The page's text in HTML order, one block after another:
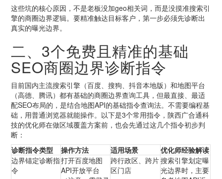
这些坑的核心原因，不是老板没加geo相关词，而是没摸准搜索引
擎的商圈边界逻辑。要精准触达目标客户，第一步必须先诊断出
真实的曝光边界。
二、3个免费且精准的基础
SEO商圈边界诊断指令
目前国内主流搜索引擎（百度、搜狗、抖音本地版）和地图平台
（高德、腾讯）都有基础的商圈边界查询工具，但最直接、最适
配SEO布局的，是结合地图API的基础指令查询法。不需要编程基
础，用普通浏览器就能操作。以下是3个常用指令，陕西广合通科
技的优化师在做区域覆盖方案前，也会先通过这几个指令初步判
断：
诊断指令类型
操作方法 适用场景
优化师经验解读
边界锚定诊断指
令
打开百度地图
API开放平台
跨行政区、跨片
区门店
搜索引擎划定曝
光边界时，主要